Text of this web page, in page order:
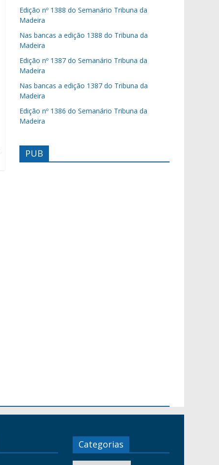
Edição nº 1388 do Semanário Tribuna da
Madeira
Nas bancas a edição 1388 do Tribuna da
Madeira
Edição nº 1387 do Semanário Tribuna da
Madeira
Nas bancas a edição 1387 do Tribuna da
Madeira
Edição nº 1386 do Semanário Tribuna da
Madeira
PUB
Categorias